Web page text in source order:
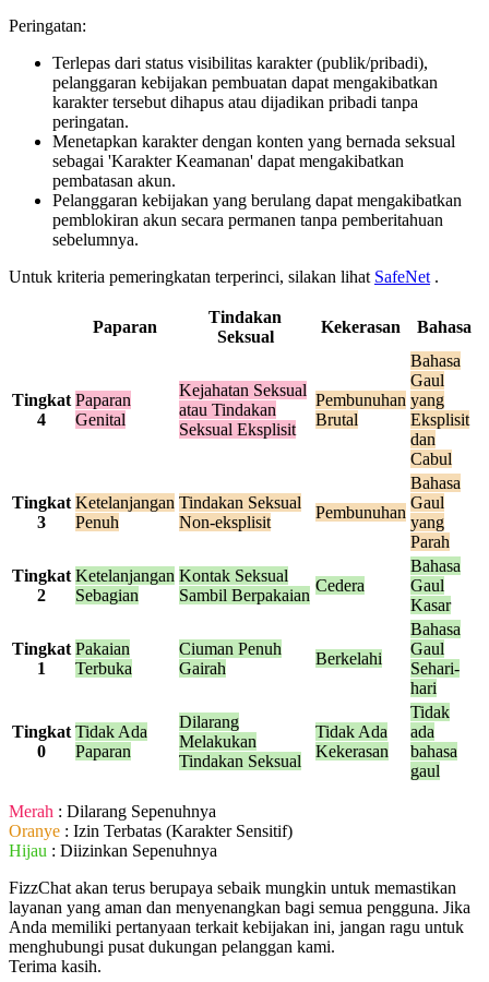
Peringatan:
Terlepas dari status visibilitas karakter (publik/pribadi),
pelanggaran kebijakan pembuatan dapat mengakibatkan
karakter tersebut dihapus atau dijadikan pribadi tanpa
peringatan.
Menetapkan karakter dengan konten yang bernada seksual
sebagai 'Karakter Keamanan' dapat mengakibatkan
pembatasan akun.
Pelanggaran kebijakan yang berulang dapat mengakibatkan
pemblokiran akun secara permanen tanpa pemberitahuan
sebelumnya.
Untuk kriteria pemeringkatan terperinci, silakan lihat SafeNet .
Paparan
Tindakan
Seksual
Kekerasan Bahasa
Tingkat
4
Paparan
Genital
Kejahatan Seksual
atau Tindakan
Seksual Eksplisit
Pembunuhan
Brutal
Bahasa
Gaul
yang
Eksplisit
dan
Cabul
Tingkat
3
Ketelanjangan
Penuh
Tindakan Seksual
Non-eksplisit
Pembunuhan
Bahasa
Gaul
yang
Parah
Tingkat
2
Ketelanjangan
Sebagian
Kontak Seksual
Sambil Berpakaian
Cedera
Bahasa
Gaul
Kasar
Tingkat
1
Pakaian
Terbuka
Ciuman Penuh
Gairah
Berkelahi
Bahasa
Gaul
Sehari-
hari
Tingkat
0
Tidak Ada
Paparan
Dilarang
Melakukan
Tindakan Seksual
Tidak Ada
Kekerasan
Tidak
ada
bahasa
gaul
Merah : Dilarang Sepenuhnya
Oranye : Izin Terbatas (Karakter Sensitif)
Hijau : Diizinkan Sepenuhnya
FizzChat akan terus berupaya sebaik mungkin untuk memastikan
layanan yang aman dan menyenangkan bagi semua pengguna. Jika
Anda memiliki pertanyaan terkait kebijakan ini, jangan ragu untuk
menghubungi pusat dukungan pelanggan kami.
Terima kasih.